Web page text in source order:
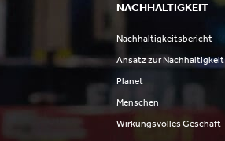
NACHHALTIGKEIT
Nachhaltigkeitsbericht
Ansatz zur Nachhaltigkeit
Planet
Menschen
Wirkungsvolles Geschäft